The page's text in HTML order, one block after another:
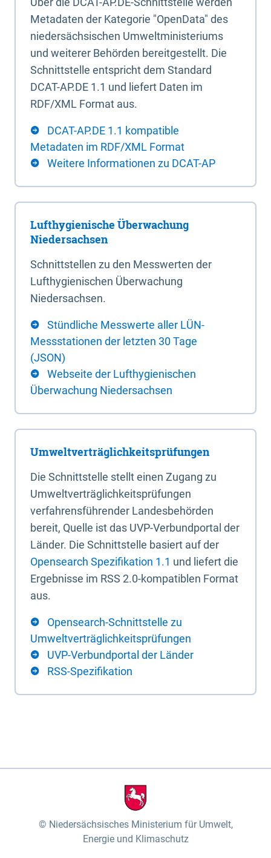
Metadaten der Kategorie "OpenData" des
niedersächsischen Umweltministeriums
und weiterer Behörden bereitgestellt. Die
Schnittstelle entspricht dem Standard
DCAT-AP.DE 1.1 und liefert Daten im
RDF/XML Format aus.
DCAT-AP.DE 1.1 kompatible
Metadaten im RDF/XML Format
Weitere Informationen zu DCAT-AP
Lufthygienische Überwachung
Niedersachsen
Schnittstellen zu den Messwerten der
Lufthygienischen Überwachung
Niedersachsen.
Stündliche Messwerte aller LÜN-
Messstationen der letzten 30 Tage
(JSON)
Webseite der Lufthygienischen
Überwachung Niedersachsen
Umweltverträglichkeitsprüfungen
Die Schnittstelle stellt einen Zugang zu
Umweltverträglichkeitsprüfungen
verfahrensführender Landesbehörden
bereit, Quelle ist das UVP-Verbundportal der
Länder. Die Schnittstelle basiert auf der
Opensearch Spezifikation 1.1 und liefert die
Ergebnisse im RSS 2.0-kompatiblen Format
aus.
Opensearch-Schnittstelle zu
Umweltverträglichkeitsprüfungen
UVP-Verbundportal der Länder
RSS-Spezifikation
Niedersächsisches Ministerium für Umwelt,
Energie und Klimaschutz